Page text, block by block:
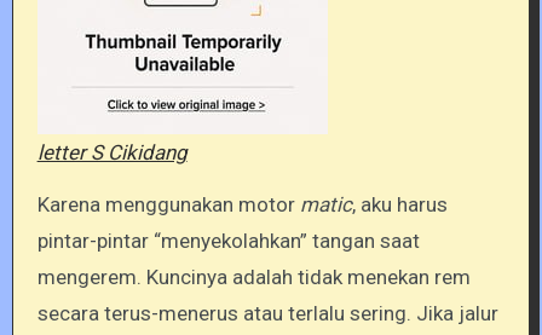
letter S Cikidang
Karena menggunakan motor matic, aku harus
pintar-pintar “menyekolahkan” tangan saat
mengerem. Kuncinya adalah tidak menekan rem
secara terus-menerus atau terlalu sering. Jika jalur